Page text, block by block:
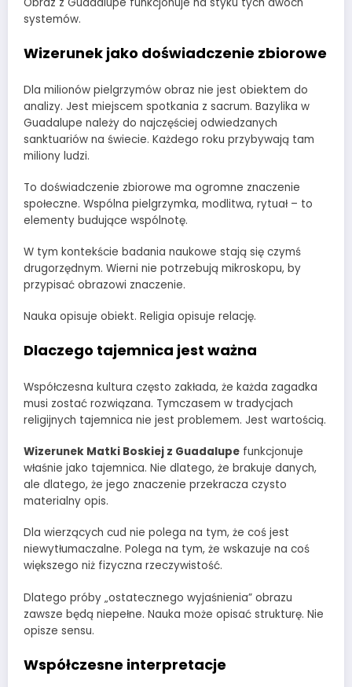
systemów.
Wizerunek jako doświadczenie zbiorowe
Dla milionów pielgrzymów obraz nie jest obiektem do
analizy. Jest miejscem spotkania z sacrum. Bazylika w
Guadalupe należy do najczęściej odwiedzanych
sanktuariów na świecie. Każdego roku przybywają tam
miliony ludzi.
To doświadczenie zbiorowe ma ogromne znaczenie
społeczne. Wspólna pielgrzymka, modlitwa, rytuał – to
elementy budujące wspólnotę.
W tym kontekście badania naukowe stają się czymś
drugorzędnym. Wierni nie potrzebują mikroskopu, by
przypisać obrazowi znaczenie.
Nauka opisuje obiekt. Religia opisuje relację.
Dlaczego tajemnica jest ważna
Współczesna kultura często zakłada, że każda zagadka
musi zostać rozwiązana. Tymczasem w tradycjach
religijnych tajemnica nie jest problemem. Jest wartością.
Wizerunek Matki Boskiej z Guadalupe funkcjonuje
właśnie jako tajemnica. Nie dlatego, że brakuje danych,
ale dlatego, że jego znaczenie przekracza czysto
materialny opis.
Dla wierzących cud nie polega na tym, że coś jest
niewytłumaczalne. Polega na tym, że wskazuje na coś
większego niż fizyczna rzeczywistość.
Dlatego próby „ostatecznego wyjaśnienia” obrazu
zawsze będą niepełne. Nauka może opisać strukturę. Nie
opisze sensu.
Współczesne interpretacje